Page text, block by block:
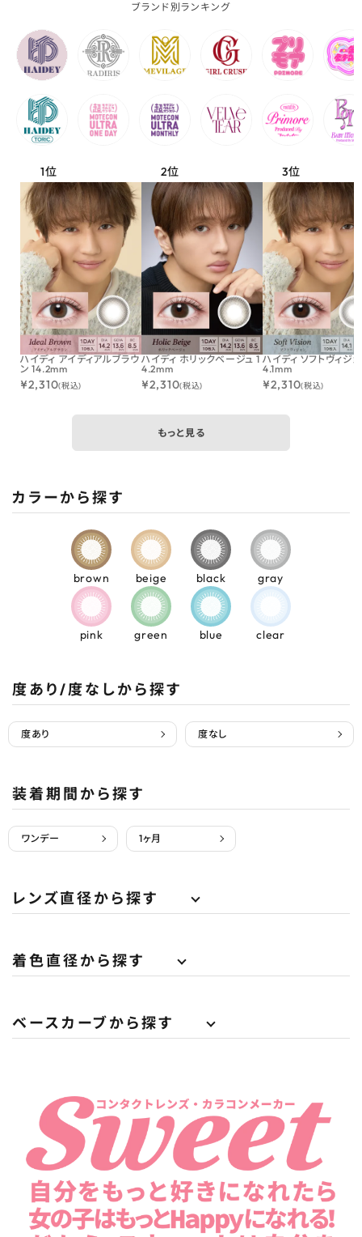
ブランド別ランキング
ハイディ アイディアルブラウ
ン 14.2mm
¥2,310(税込)
ハイディ ホリックベージュ 1
4.2mm
¥2,310(税込)
ハイディ ソフトヴィジ
4.1mm
¥2,310(税込)
もっと見る
カラーから探す
brown beige black gray
pink green blue clear
度あり/度なしから探す
度あり 度なし
装着期間から探す
ワンデー 1ヶ月
レンズ直径から探す
着色直径から探す
ベースカーブから探す